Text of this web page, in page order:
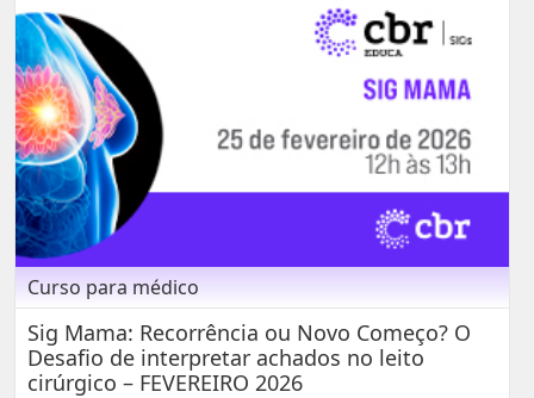
Curso para médico
Sig Mama: Recorrência ou Novo Começo? O
Desafio de interpretar achados no leito
cirúrgico – FEVEREIRO 2026